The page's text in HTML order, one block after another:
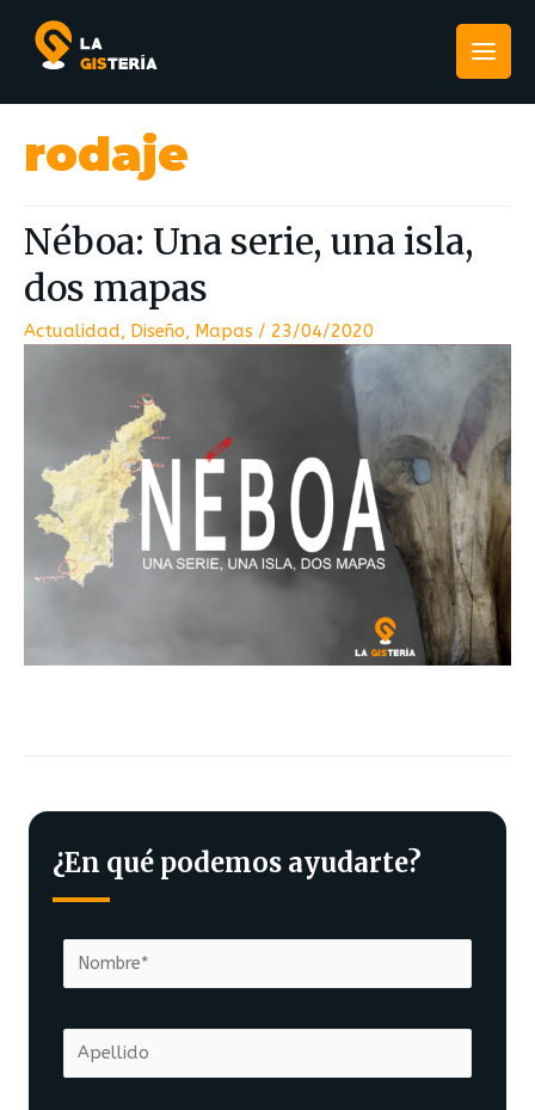
rodaje
Néboa: Una serie, una isla,
dos mapas
Actualidad, Diseño, Mapas / 23/04/2020
¿En qué podemos ayudarte?